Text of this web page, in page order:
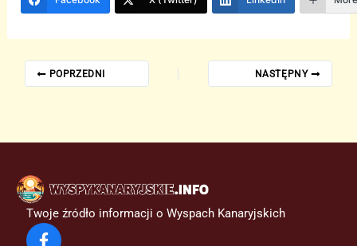
POPRZEDNI NASTĘPNY
Twoje źródło informacji o Wyspach Kanaryjskich